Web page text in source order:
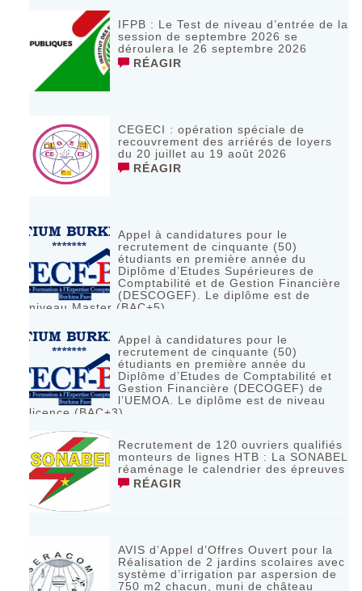
IFPB : Le Test de niveau d’entrée de la
session de septembre 2026 se
déroulera le 26 septembre 2026
RÉAGIR
CEGECI : opération spéciale de
recouvrement des arriérés de loyers
du 20 juillet au 19 août 2026
RÉAGIR
Appel à candidatures pour le
recrutement de cinquante (50)
étudiants en première année du
Diplôme d’Etudes Supérieures de
Comptabilité et de Gestion Financière
(DESCOGEF). Le diplôme est de
niveau Master (BAC+5)
Appel à candidatures pour le
recrutement de cinquante (50)
étudiants en première année du
Diplôme d’Etudes de Comptabilité et
Gestion Financière (DECOGEF) de
l’UEMOA. Le diplôme est de niveau
licence (BAC+3)
Recrutement de 120 ouvriers qualifiés
monteurs de lignes HTB : La SONABEL
réaménage le calendrier des épreuves
RÉAGIR
AVIS d’Appel d’Offres Ouvert pour la
Réalisation de 2 jardins scolaires avec
système d’irrigation par aspersion de
750 m2 chacun, muni de château